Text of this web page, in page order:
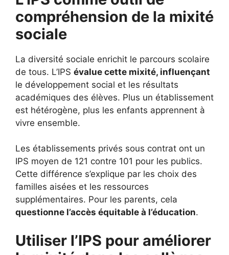
compréhension de la mixité
sociale
La diversité sociale enrichit le parcours scolaire
de tous. L’IPS évalue cette mixité, influençant
le développement social et les résultats
académiques des élèves. Plus un établissement
est hétérogène, plus les enfants apprennent à
vivre ensemble.
Les établissements privés sous contrat ont un
IPS moyen de 121 contre 101 pour les publics.
Cette différence s’explique par les choix des
familles aisées et les ressources
supplémentaires. Pour les parents, cela
questionne l’accès équitable à l’éducation.
Utiliser l’IPS pour améliorer